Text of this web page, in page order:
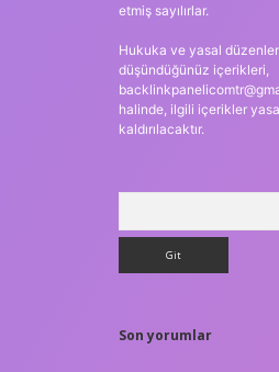
etmiş sayılırlar.
Hukuka ve yasal
düşündüğünüz içerikleri,
halinde, ilgili içerikler
kaldırılacaktır.
Son yorumlar